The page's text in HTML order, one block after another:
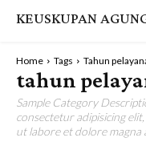
KEUSKUPAN
Home Tags Tahun
tahun
Sample Category
consectetur adipisicing
ut labore et dolore magna